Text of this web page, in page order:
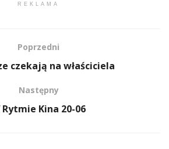
REKLAMA
Poprzedni
czekają na właściciela
Następny
Rytmie Kina 20-06